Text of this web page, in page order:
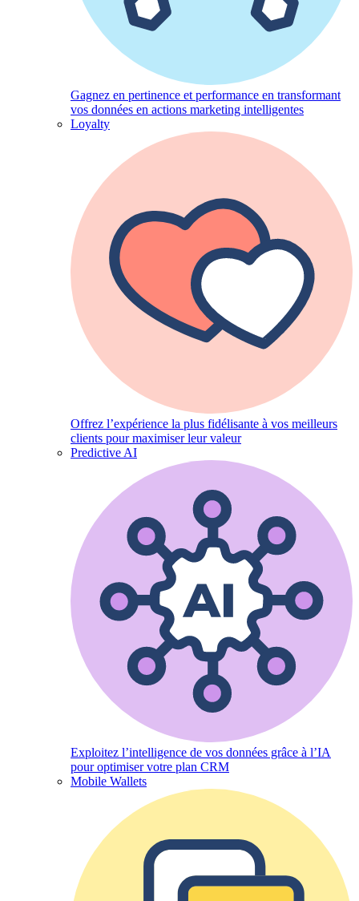
Gagnez en pertinence et performance en transformant
vos données en actions marketing intelligentes
Loyalty
Offrez l’expérience la plus fidélisante à vos meilleurs
clients pour maximiser leur valeur
Predictive AI
Exploitez l’intelligence de vos données grâce à l’IA
pour optimiser votre plan CRM
Mobile Wallets